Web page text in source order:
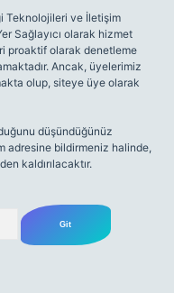
Teknolojileri ve İletişim
Sağlayıcı olarak hizmet
proaktif olarak denetleme
Ancak, üyelerimiz
olup, siteye üye olarak
düşündüğünüz
adresine bildirmeniz halinde,
kaldırılacaktır.